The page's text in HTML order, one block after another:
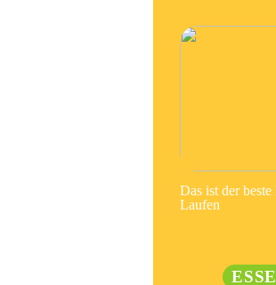
Das ist der
Laufen